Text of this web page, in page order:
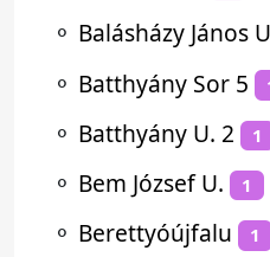
⚬ Balásházy János
⚬ Batthyány Sor 5
⚬ Batthyány U. 2 1
⚬ Bem József U. 1
⚬ Berettyóújfalu 1